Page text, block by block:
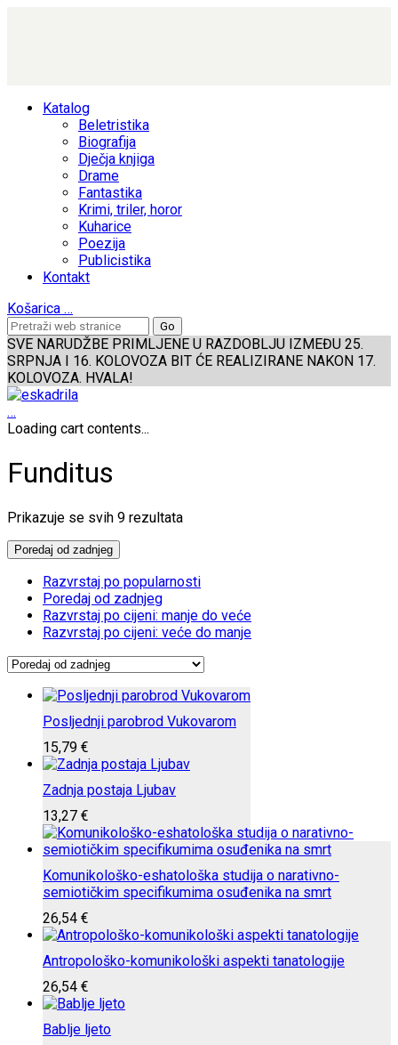
Katalog
Beletristika
Biografija
Dječja knjiga
Drame
Fantastika
Krimi, triler, horor
Kuharice
Poezija
Publicistika
Kontakt
Košarica …
SVE NARUDŽBE PRIMLJENE U RAZDOBLJU IZMEĐU 25.
SRPNJA I 16. KOLOVOZA BIT ĆE REALIZIRANE NAKON 17.
KOLOVOZA. HVALA!
…
Loading cart contents...
Funditus
Prikazuje se svih 9 rezultataPoredano
Poredaj od zadnjeg
Razvrstaj po popularnosti
Poredaj od zadnjeg
Razvrstaj po cijeni: manje do veće
Razvrstaj po cijeni: veće do manje
Posljednji parobrod Vukovarom
15,79 €
Zadnja postaja Ljubav
13,27 €
Komunikološko-eshatološka studija o narativno-
semiotičkim specifikumima osuđenika na smrt
26,54 €
Antropološko-komunikološki aspekti tanatologije
26,54 €
Bablje ljeto